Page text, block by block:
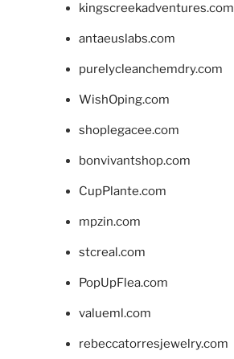
kingscreekadventures.com
antaeuslabs.com
purelycleanchemdry.com
WishOping.com
shoplegacee.com
bonvivantshop.com
CupPlante.com
mpzin.com
stcreal.com
PopUpFlea.com
valueml.com
rebeccatorresjewelry.com